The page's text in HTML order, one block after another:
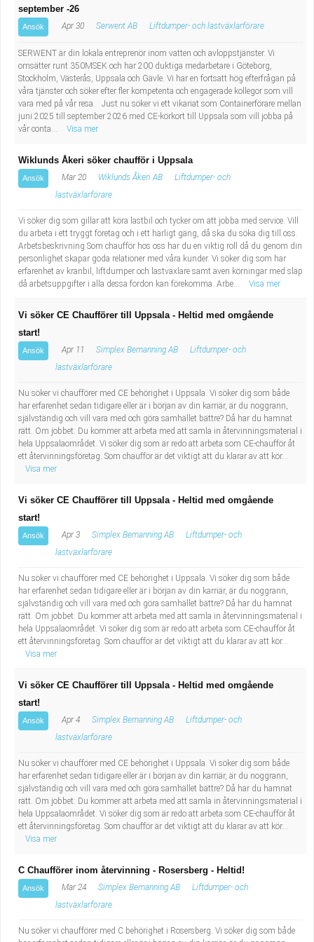
Socialt arbete
Tekniskt arbete
Transport
Fastighetsskötare
Informatör/Kommunikatör
Brevbärare
Sjuksköterska, grundutbildad
Undersköterska, vård- o specialavd. o mottagning
Administrativ assistent
Lärare i gymnasiet
september -26
Ansök Apr 30 Serwent AB Liftdumper- och lastväxlarförare
SERWENT är din lokala entreprenör inom vatten och avloppstjänster. Vi
omsätter runt 350MSEK och har 200 duktiga medarbetare i Göteborg,
Stockholm, Västerås, Uppsala och Gävle. Vi har en fortsatt hög efterfrågan på
våra tjänster och söker efter fler kompetenta och engagerade kollegor som vill
vara med på vår resa. Just nu söker vi ett vikariat som Containerförare mellan
juni 2025 till september 2026 med CE-körkort till Uppsala som vill jobba på
vår conta...
Visa mer
Wiklunds Åkeri söker chaufför i Uppsala
Ansök Mar 20 Wiklunds Åkeri AB
Liftdumper- och
lastväxlarförare
Vi söker dig som gillar att köra lastbil och tycker om att jobba med service. Vill
du arbeta i ett tryggt företag och i ett härligt gäng, då ska du söka dig till oss.
Arbetsbeskrivning Som chaufför hos oss har du en viktig roll då du genom din
personlighet skapar goda relationer med våra kunder. Vi söker dig som har
erfarenhet av kranbil, liftdumper och lastväxlare samt även körningar med släp
då arbetsuppgifter i alla dessa fordon kan förekomma. Arbe...
Visa mer
Vi söker CE Chaufförer till Uppsala - Heltid med omgående
start!
Ansök Apr 11 Simplex Bemanning AB
Liftdumper- och
lastväxlarförare
Nu söker vi chaufförer med CE behörighet i Uppsala. Vi söker dig som både
har erfarenhet sedan tidigare eller är i början av din karriär, är du noggrann,
självständig och vill vara med och göra samhället bättre? Då har du hamnat
rätt. Om jobbet: Du kommer att arbeta med att samla in återvinningsmaterial i
hela Uppsalaområdet. Vi söker dig som är redo att arbeta som CE-chaufför åt
ett återvinningsföretag. Som chaufför är det viktigt att du klarar av att kör...
Visa mer
Vi söker CE Chaufförer till Uppsala - Heltid med omgående
start!
Ansök Apr 3 Simplex Bemanning AB
Liftdumper- och
lastväxlarförare
Nu söker vi chaufförer med CE behörighet i Uppsala. Vi söker dig som både
har erfarenhet sedan tidigare eller är i början av din karriär, är du noggrann,
självständig och vill vara med och göra samhället bättre? Då har du hamnat
rätt. Om jobbet: Du kommer att arbeta med att samla in återvinningsmaterial i
hela Uppsalaområdet. Vi söker dig som är redo att arbeta som CE-chaufför åt
ett återvinningsföretag. Som chaufför är det viktigt att du klarar av att kör...
Visa mer
Vi söker CE Chaufförer till Uppsala - Heltid med omgående
start!
Ansök Apr 4 Simplex Bemanning AB
Liftdumper- och
lastväxlarförare
Nu söker vi chaufförer med CE behörighet i Uppsala. Vi söker dig som både
har erfarenhet sedan tidigare eller är i början av din karriär, är du noggrann,
självständig och vill vara med och göra samhället bättre? Då har du hamnat
rätt. Om jobbet: Du kommer att arbeta med att samla in återvinningsmaterial i
hela Uppsalaområdet. Vi söker dig som är redo att arbeta som CE-chaufför åt
ett återvinningsföretag. Som chaufför är det viktigt att du klarar av att kör...
Visa mer
C Chaufförer inom återvinning - Rosersberg - Heltid!
Ansök Mar 24 Simplex Bemanning AB
Liftdumper- och
lastväxlarförare
Nu söker vi chaufförer med C behörighet i Rosersberg. Vi söker dig som både